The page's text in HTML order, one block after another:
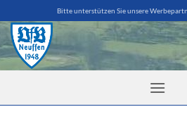
Inhalt
springen
Bitte unterstützen Sie unsere